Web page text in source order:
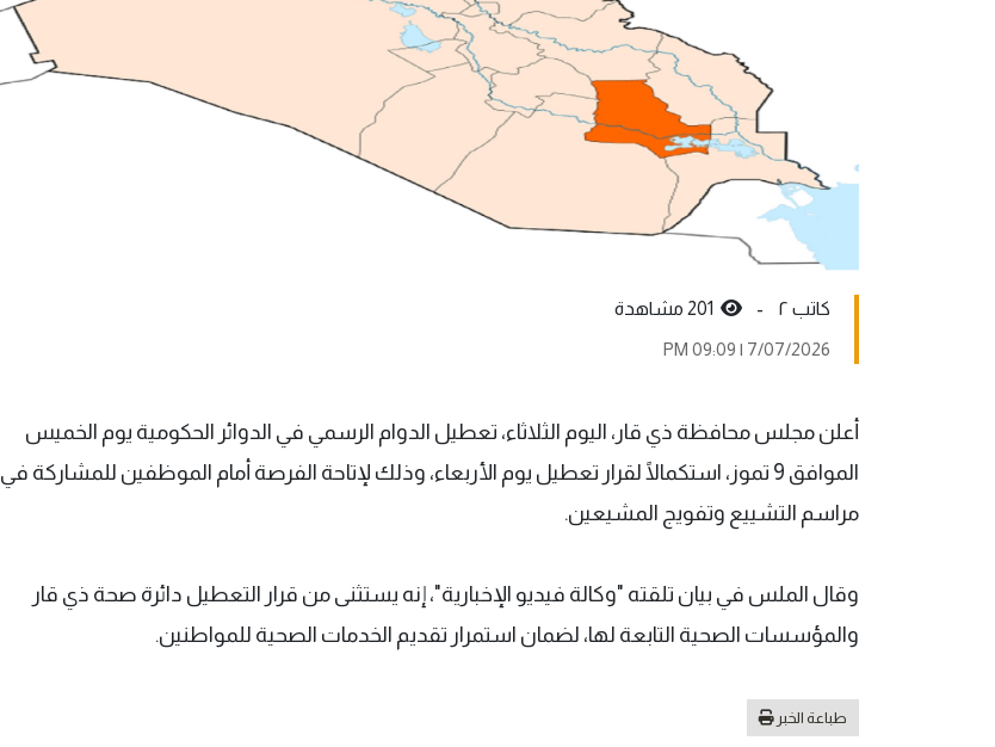
کاتب ٢ -
7/07/2026 | 09:09 PM
أعلن مجلس محافظة ذي قار، اليوم الثلاثاء، تعطيل الدوام الرسمي في الدوائر الحكومية يوم الخميس
الموافق 9 تموز، استكمالًا لقرار تعطيل يوم الأربعاء، وذلك لإتاحة الفرصة أمام الموظفين للمشاركة في
مراسم التشييع وتفويج المشيعين.
وقال الملس في بيان تلقته "وكالة فيديو الإخبارية"، إنه يستثنى من قرار التعطيل دائرة صحة ذي قار
والمؤسسات الصحية التابعة لها، لضمان استمرار تقديم الخدمات الصحية للمواطنين.
طباعة الخبر